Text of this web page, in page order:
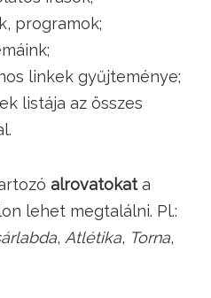
programok;
linkek gyűjteménye;
listája az összes
alrovatokata
lehet megtalálni. Pl.:
, Atlétika, Torna,